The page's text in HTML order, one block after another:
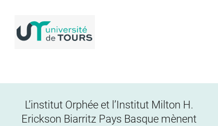
L’institut Orphée et l’Institut Milton H.
Erickson Biarritz Pays Basque mènent